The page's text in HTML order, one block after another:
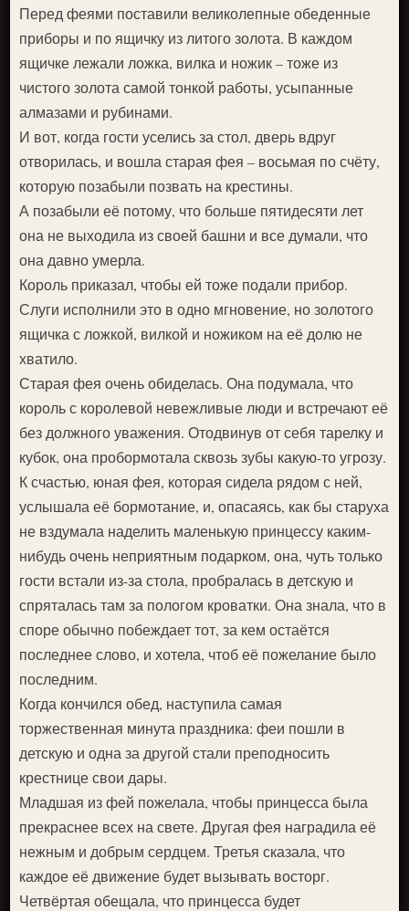
Перед феями поставили великолепные обеденные
приборы и по ящичку из литого золота. В каждом
ящичке лежали ложка, вилка и ножик – тоже из
чистого золота самой тонкой работы, усыпанные
алмазами и рубинами.
И вот, когда гости уселись за стол, дверь вдруг
отворилась, и вошла старая фея – восьмая по счёту,
которую позабыли позвать на крестины.
А позабыли её потому, что больше пятидесяти лет
она не выходила из своей башни и все думали, что
она давно умерла.
Король приказал, чтобы ей тоже подали прибор.
Слуги исполнили это в одно мгновение, но золотого
ящичка с ложкой, вилкой и ножиком на её долю не
хватило.
Старая фея очень обиделась. Она подумала, что
король с королевой невежливые люди и встречают её
без должного уважения. Отодвинув от себя тарелку и
кубок, она пробормотала сквозь зубы какую-то угрозу.
К счастью, юная фея, которая сидела рядом с ней,
услышала её бормотание, и, опасаясь, как бы старуха
не вздумала наделить маленькую принцессу каким-
нибудь очень неприятным подарком, она, чуть только
гости встали из-за стола, пробралась в детскую и
спряталась там за пологом кроватки. Она знала, что в
споре обычно побеждает тот, за кем остаётся
последнее слово, и хотела, чтоб её пожелание было
последним.
Когда кончился обед, наступила самая
торжественная минута праздника: феи пошли в
детскую и одна за другой стали преподносить
крестнице свои дары.
Младшая из фей пожелала, чтобы принцесса была
прекраснее всех на свете. Другая фея наградила её
нежным и добрым сердцем. Третья сказала, что
каждое её движение будет вызывать восторг.
Четвёртая обещала, что принцесса будет